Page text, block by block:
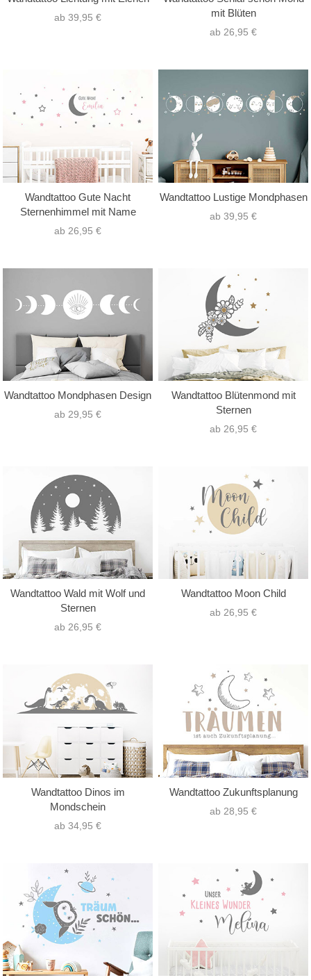
ab 39,95 €
mit Blüten
ab 26,95 €
Wandtattoo Gute Nacht
Sternenhimmel mit Name
ab 26,95 €
Wandtattoo Lustige Mondphasen
ab 39,95 €
Wandtattoo Mondphasen Design
ab 29,95 €
Wandtattoo Blütenmond mit
Sternen
ab 26,95 €
Wandtattoo Wald mit Wolf und
Sternen
ab 26,95 €
Wandtattoo Moon Child
ab 26,95 €
Wandtattoo Dinos im
Mondschein
ab 34,95 €
Wandtattoo Zukunftsplanung
ab 28,95 €